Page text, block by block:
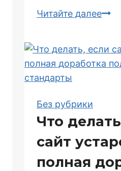
Читайте далееКак
для
Без рубрики
Что
сайт
полная